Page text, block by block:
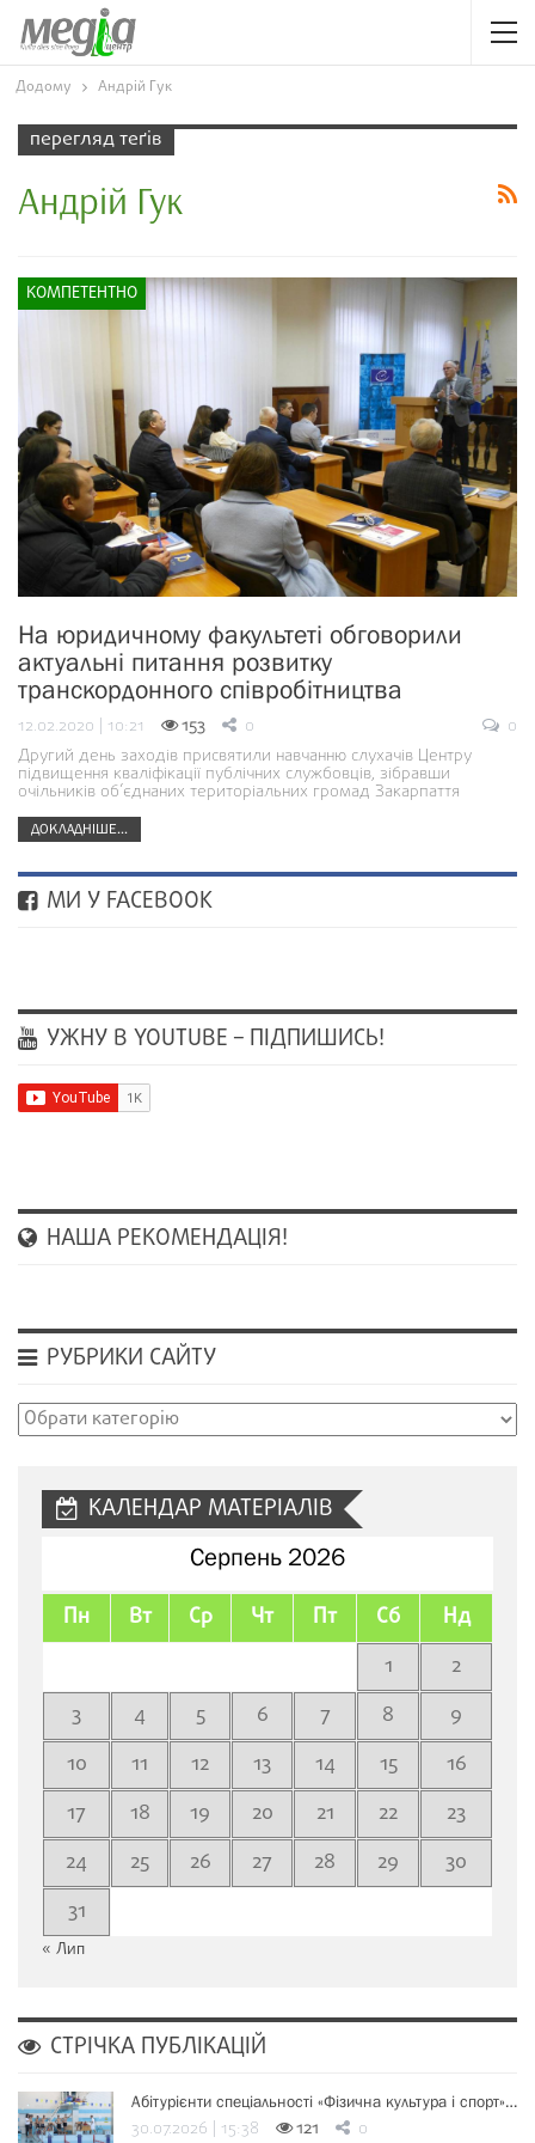
Додому Андрій Гук
перегляд теґів
Андрій Гук
КОМПЕТЕНТНО
На юридичному факультеті обговорили
актуальні питання розвитку
транскордонного співробітництва
12.02.2020 | 10:21 153 0
0
Другий день заходів присвятили навчанню слухачів Центру
підвищення кваліфікації публічних службовців, зібравши
очільників об’єднаних територіальних громад Закарпаття
ДОКЛАДНІШЕ...
МИ У FACEBOOK
УЖНУ В YOUTUBE – ПІДПИШИСЬ!
НАША РЕКОМЕНДАЦІЯ!
РУБРИКИ САЙТУ
Рубрики
КАЛЕНДАР МАТЕРІАЛІВ
Серпень 2026
Пн Вт Ср Чт Пт Сб Нд
1
2
3
4 5 6 7 8
9
10
11 12 13 14 15
16
17
18 19 20 21 22
23
24
25 26 27 28 29
30
31
« Лип
СТРІЧКА ПУБЛІКАЦІЙ
Абітурієнти спеціальності «Фізична культура і спорт»…
30.07.2026 | 15:38 121 0